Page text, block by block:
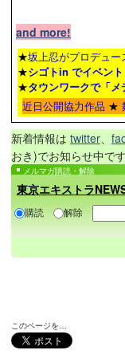
and more!
★坂上忍がプロデュ
★シゴトin でイベン
★タウンワークで「メ
近日公開協力作品 ★
新着情報は twitter
おき)でお知らせ中で
メルマガ購読・解除
東京エキストラ
購読 解除
このページを…